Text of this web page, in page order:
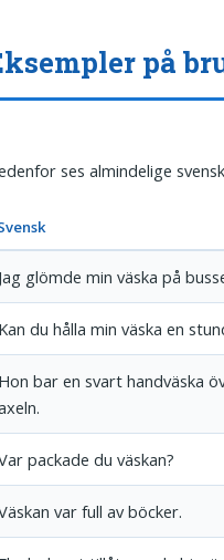
på
ses almindelige
Jag glömde min väska på
Kan du hålla min väska en
Hon bar en svart handväska
packade du väskan?
var full av böcker.